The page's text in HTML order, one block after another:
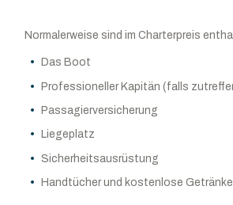
Normalerweise sind im Charterpreis
Das Boot
Professioneller Kapitän (falls
Passagierversicherung
Liegeplatz
Sicherheitsausrüstung
Handtücher und kostenlose Getränke